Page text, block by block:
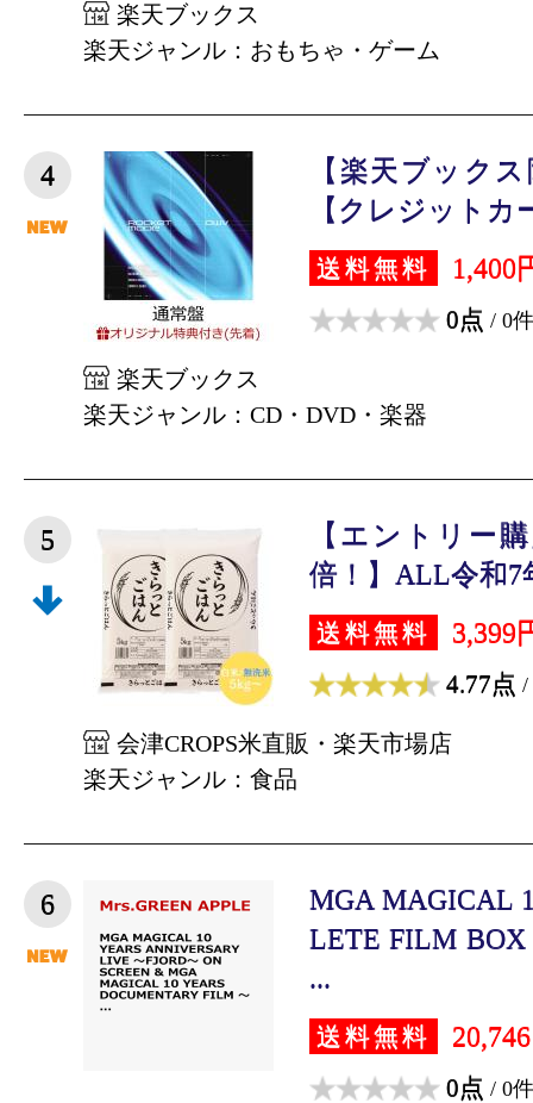
楽天ブックス
楽天ジャンル：おもちゃ・ゲーム
4
【楽天ブック
【クレジットカ
送料無料 1,400
0点 / 0件
楽天ブックス
楽天ジャンル：CD・DVD・楽器
5
【エントリー
倍！】ALL令和7
送料無料 3,399
4.77点 /
会津CROPS米直販・楽天市場店
楽天ジャンル：食品
6
MGA MAGICAL
LETE FILM BOX
...
送料無料
0点 / 0件